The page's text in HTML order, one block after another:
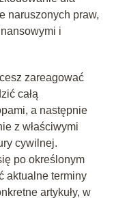
naruszonych praw,
i
zareagować
całą
a następnie
z właściwymi
cywilnej.
po określonym
aktualne terminy
artykuły, w